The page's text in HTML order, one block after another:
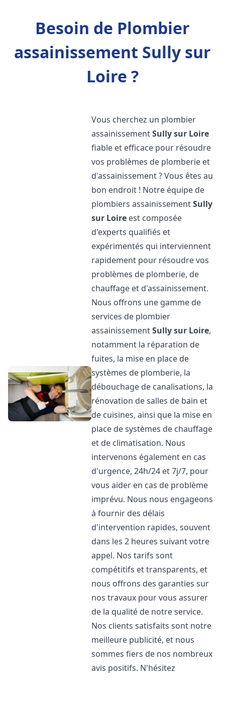
Besoin de Plombier
assainissement Sully sur
Loire ?
Vous cherchez un plombier
assainissementSully sur Loire
fiable et efficace pour résoudre
vos problèmes de plomberie et
d'assainissement ? Vous êtes au
bon endroit ! Notre équipe de
plombiers assainissementSully
sur Loire est composée
d'experts qualifiés et
expérimentés qui interviennent
rapidement pour résoudre vos
problèmes de plomberie, de
chauffage et d'assainissement.
Nous offrons une gamme de
services de plombier
assainissementSully sur Loire,
notamment la réparation de
fuites, la mise en place de
systèmes de plomberie, la
débouchage de canalisations, la
rénovation de salles de bain et
de cuisines, ainsi que la mise en
place de systèmes de chauffage
et de climatisation. Nous
intervenons également en cas
d'urgence, 24h/24 et 7j/7, pour
vous aider en cas de problème
imprévu. Nous nous engageons
à fournir des délais
d'intervention rapides, souvent
dans les 2 heures suivant votre
appel. Nos tarifs sont
compétitifs et transparents, et
nous offrons des garanties sur
nos travaux pour vous assurer
de la qualité de notre service.
Nos clients satisfaits sont notre
meilleure publicité, et nous
sommes fiers de nos nombreux
avis positifs. N'hésitez